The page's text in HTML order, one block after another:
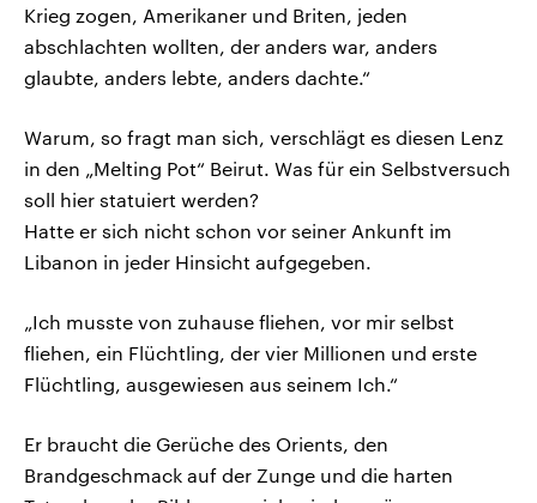
Krieg zogen, Amerikaner und Briten, jeden
abschlachten wollten, der anders war, anders
glaubte, anders lebte, anders dachte.“
Warum, so fragt man sich, verschlägt es diesen Lenz
in den „Melting Pot“ Beirut. Was für ein Selbstversuch
soll hier statuiert werden?
Hatte er sich nicht schon vor seiner Ankunft im
Libanon in jeder Hinsicht aufgegeben.
„Ich musste von zuhause fliehen, vor mir selbst
fliehen, ein Flüchtling, der vier Millionen und erste
Flüchtling, ausgewiesen aus seinem Ich.“
Er braucht die Gerüche des Orients, den
Brandgeschmack auf der Zunge und die harten